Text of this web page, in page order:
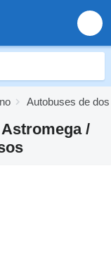
Autobuses de
Astromega /